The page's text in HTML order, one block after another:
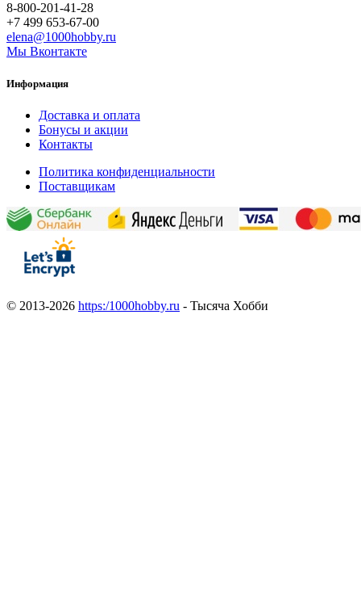
8-800-201-41-28
+7 499 653-67-00
elena@1000hobby.ru
Мы Вконтакте
Информация
Доставка и оплата
Бонусы и акции
Контакты
Политика конфиденциальности
Поставщикам
© 2013-2026 https:/1000hobby.ru - Тысяча Хобби